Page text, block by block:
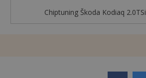
Chiptuning Škoda Kodiaq 2.0TSi